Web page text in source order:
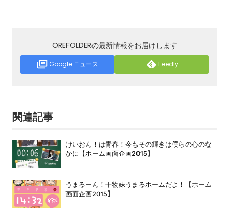
OREFOLDERの最新情報をお届けします
Google ニュース Feedly
関連記事
けいおん！は青春！今もその輝きは僕らの心のな
かに【ホーム画面企画2015】
うまるーん！干物妹うまるホームだよ！【ホーム
画面企画2015】